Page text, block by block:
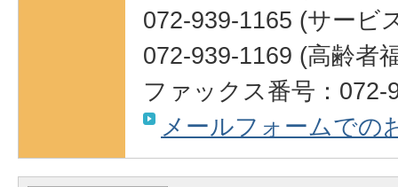
072-939-1165 (サービ
072-939-1169 (高齢者
ファックス番号：072-
メールフォームでの